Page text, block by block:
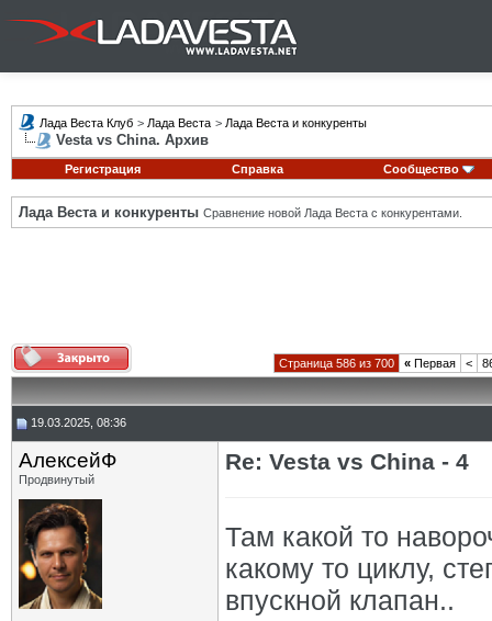
Лада Веста Клуб > Лада Веста > Лада Веста и конкуренты
Vesta vs China. Архив
Регистрация Справка Сообщество
Лада Веста и конкуренты Сравнение новой Лада Веста с конкурентами.
Страница 586 из 700 « Первая <
19.03.2025, 08:36
АлексейФ
Продвинутый
Re: Vesta vs China - 4
Там какой то
какому то циклу,
впускной клапан..